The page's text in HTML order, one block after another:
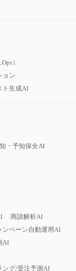
）
ョン
ト生成AI
・予知保全AI
商談解析AI
ンペーン自動運用AI
AI
ング/受注予測AI